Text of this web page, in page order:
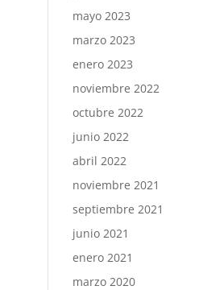
mayo 2023
marzo 2023
enero 2023
noviembre 2022
octubre 2022
junio 2022
abril 2022
noviembre 2021
septiembre 2021
junio 2021
enero 2021
marzo 2020